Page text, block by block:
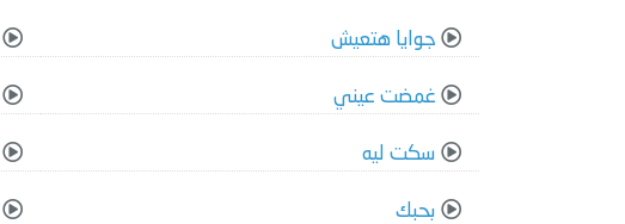
جوايا هتعيش
غمضت عيني
سكت ليه
بحبك